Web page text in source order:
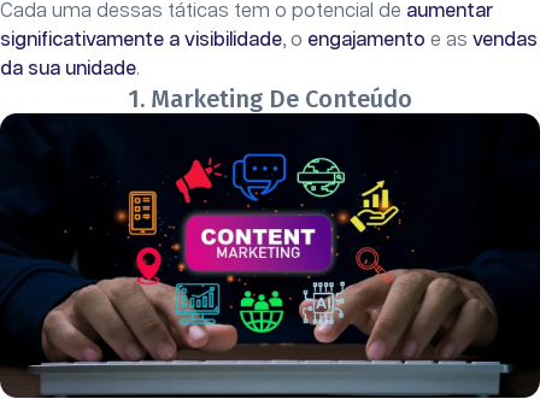
Cada uma dessas táticas tem o potencial de aumentar
significativamente a visibilidade, o engajamento e as vendas
da sua unidade.
1. Marketing De Conteúdo